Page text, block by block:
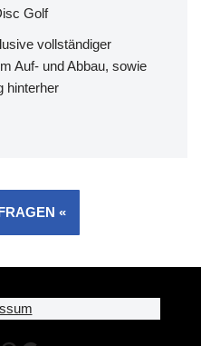
Golf
vollständiger
Auf- und Abbau, sowie
hinterher
«